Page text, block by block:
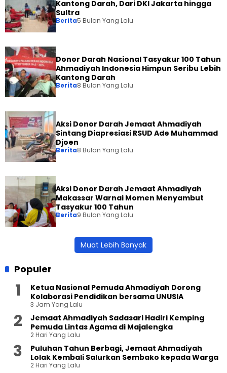
Kantong Darah, Dari DKI Jakarta hingga
Sultra
Berita5 Bulan Yang Lalu
Donor Darah Nasional Tasyakur 100 Tahun
Ahmadiyah Indonesia Himpun Seribu Lebih
Kantong Darah
Berita8 Bulan Yang Lalu
Aksi Donor Darah Jemaat Ahmadiyah
Sintang Diapresiasi RSUD Ade Muhammad
Djoen
Berita8 Bulan Yang Lalu
Aksi Donor Darah Jemaat Ahmadiyah
Makassar Warnai Momen Menyambut
Tasyakur 100 Tahun
Berita9 Bulan Yang Lalu
Muat Lebih Banyak
Populer
Ketua Nasional Pemuda Ahmadiyah Dorong
Kolaborasi Pendidikan bersama UNUSIA
3 Jam Yang Lalu
Jemaat Ahmadiyah Sadasari Hadiri Kemping
Pemuda Lintas Agama di Majalengka
2 Hari Yang Lalu
Puluhan Tahun Berbagi, Jemaat Ahmadiyah
Lolak Kembali Salurkan Sembako kepada Warga
2 Hari Yang Lalu